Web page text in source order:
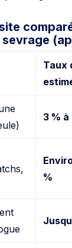
Taux
3 % à
%